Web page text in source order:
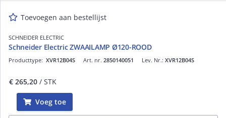
Toevoegen aan bestellijst
SCHNEIDER ELECTRIC
Schneider Electric ZWAAILAMP Ø120-ROOD
Art. nr. 2850140051
Producttype: XVR12B04S Lev. Nr.: XVR12B04S
€ 265,20 / STK
Voeg toe